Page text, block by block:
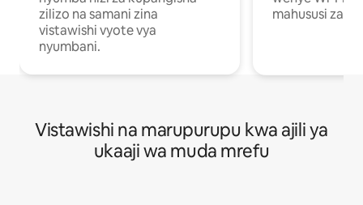
zilizo na samani zina
vistawishi vyote vya
nyumbani.
mahususi za
Vistawishi na marupurupu kwa ajili ya
ukaaji wa muda mrefu